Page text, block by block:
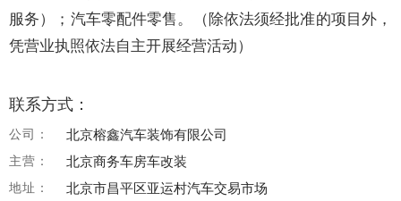
服务）；汽车零配件零售。（除依法须经批准的项目外，
凭营业执照依法自主开展经营活动）
联系方式：
公司： 北京榕鑫汽车装饰有限公司
主营： 北京商务车房车改装
地址： 北京市昌平区亚运村汽车交易市场